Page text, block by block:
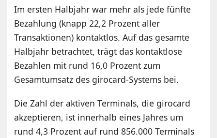
Im ersten Halbjahr war mehr als jede fünfte
Bezahlung (knapp 22,2 Prozent aller
Transaktionen) kontaktlos. Auf das gesamte
Halbjahr betrachtet, trägt das kontaktlose
Bezahlen mit rund 16,0 Prozent zum
Gesamtumsatz des girocard-Systems bei.
Die Zahl der aktiven Terminals, die girocard
akzeptieren, ist innerhalb eines Jahres um
rund 4,3 Prozent auf rund 856.000 Terminals